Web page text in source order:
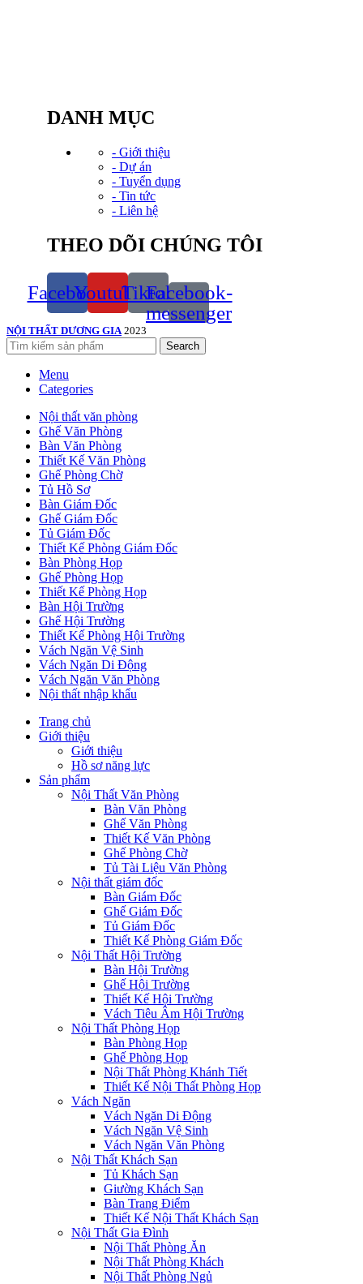
DANH MỤC
- Giới thiệu
- Dự án
- Tuyển dụng
- Tin tức
- Liên hệ
THEO DÕI CHÚNG TÔI
FacebookYoutubeTiktok
Facebook-
messenger
NỘI THẤT DƯƠNG GIA 2023
Search
Menu
Categories
Nội thất văn phòng
Ghế Văn Phòng
Bàn Văn Phòng
Thiết Kế Văn Phòng
Ghế Phòng Chờ
Tủ Hồ Sơ
Bàn Giám Đốc
Ghế Giám Đốc
Tủ Giám Đốc
Thiết Kế Phòng Giám Đốc
Bàn Phòng Họp
Ghế Phòng Họp
Thiết Kế Phòng Họp
Bàn Hội Trường
Ghế Hội Trường
Thiết Kế Phòng Hội Trường
Vách Ngăn Vệ Sinh
Vách Ngăn Di Động
Vách Ngăn Văn Phòng
Nội thất nhập khẩu
Trang chủ
Giới thiệu
Giới thiệu
Hồ sơ năng lực
Sản phẩm
Nội Thất Văn Phòng
Bàn Văn Phòng
Ghế Văn Phòng
Thiết Kế Văn Phòng
Ghế Phòng Chờ
Tủ Tài Liệu Văn Phòng
Nội thất giám đốc
Bàn Giám Đốc
Ghế Giám Đốc
Tủ Giám Đốc
Thiết Kế Phòng Giám Đốc
Nội Thất Hội Trường
Bàn Hội Trường
Ghế Hội Trường
Thiết Kế Hội Trường
Vách Tiêu Âm Hội Trường
Nội Thất Phòng Họp
Bàn Phòng Họp
Ghế Phòng Họp
Nội Thất Phòng Khánh Tiết
Thiết Kế Nội Thất Phòng Họp
Vách Ngăn
Vách Ngăn Di Động
Vách Ngăn Vệ Sinh
Vách Ngăn Văn Phòng
Nội Thất Khách Sạn
Tủ Khách Sạn
Giường Khách Sạn
Bàn Trang Điểm
Thiết Kế Nội Thất Khách Sạn
Nội Thất Gia Đình
Nội Thất Phòng Ăn
Nội Thất Phòng Khách
Nội Thất Phòng Ngủ